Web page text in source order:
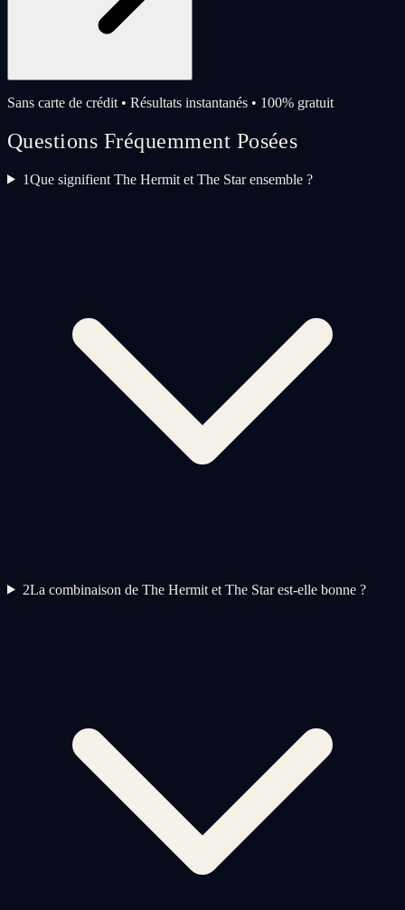
Sans carte de crédit • Résultats instantanés • 100% gratuit
Questions Fréquemment Posées
1Que signifient The Hermit et The Star ensemble ?
2La combinaison de The Hermit et The Star est-elle bonne ?